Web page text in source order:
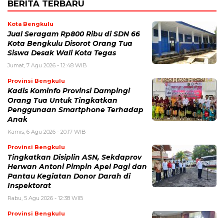
BERITA TERBARU
Kota Bengkulu
Jual Seragam Rp800 Ribu di SDN 66
Kota Bengkulu Disorot Orang Tua
Siswa Desak Wali Kota Tegas
Jumat, 7 Agu 2026 - 12:48 WIB
Provinsi Bengkulu
Kadis Kominfo Provinsi Dampingi
Orang Tua Untuk Tingkatkan
Penggunaan Smartphone Terhadap
Anak
Kamis, 6 Agu 2026 - 20:17 WIB
Provinsi Bengkulu
Tingkatkan Disiplin ASN, Sekdaprov
Herwan Antoni Pimpin Apel Pagi dan
Pantau Kegiatan Donor Darah di
Inspektorat
Rabu, 5 Agu 2026 - 12:38 WIB
Provinsi Bengkulu